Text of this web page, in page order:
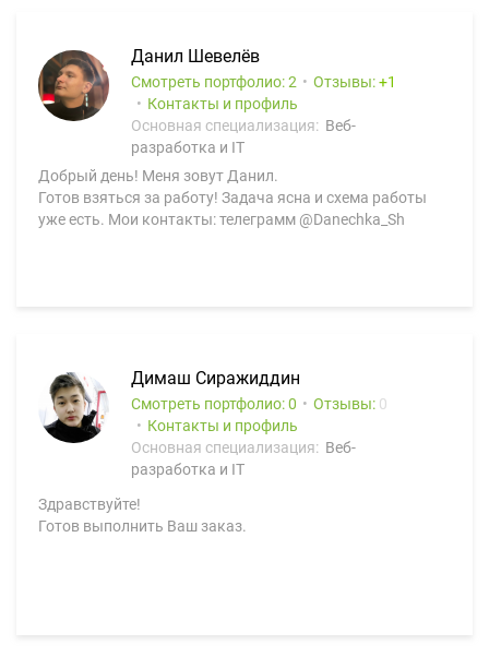
Данил Шевелёв
Смотреть портфолио: 2 Отзывы:
1
Контакты и профиль
Основная специализация: Веб-
разработка и IT
Добрый день! Меня зовут Данил.
Готов взяться за работу! Задача ясна и схема работы
уже есть. Мои контакты: телеграмм @Danechka_Sh
Димаш Сиражиддин
Смотреть портфолио: 0 Отзывы: 0
Контакты и профиль
Основная специализация: Веб-
разработка и IT
Здравствуйте!
Готов выполнить Ваш заказ.